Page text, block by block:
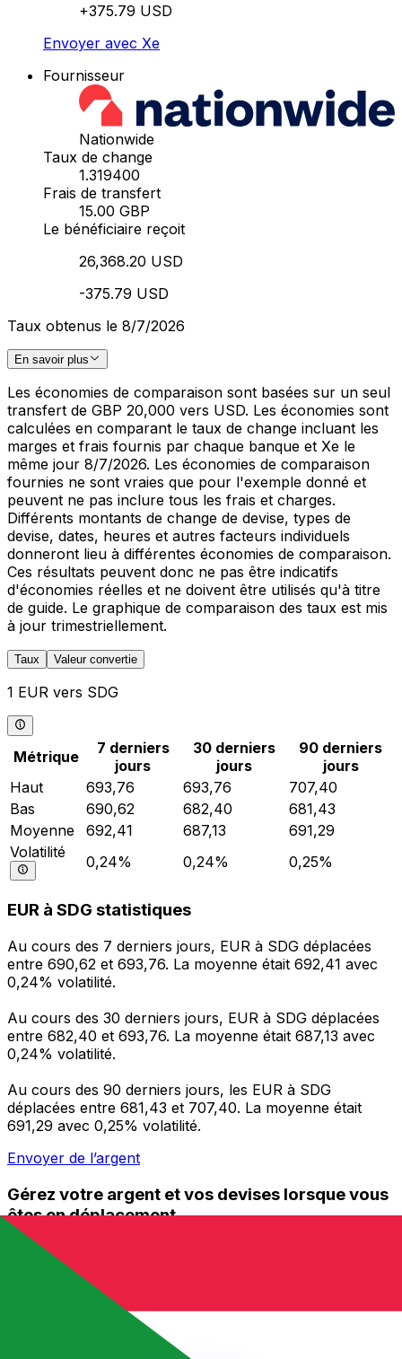
+375.79 USD
Envoyer avec Xe
Fournisseur
Nationwide
Taux de change
1.319400
Frais de transfert
15.00 GBP
Le bénéficiaire reçoit
26,368.20 USD
-375.79 USD
Taux obtenus le 8/7/2026
En savoir plus
Les économies de comparaison sont basées sur un seul
transfert de GBP 20,000 vers USD. Les économies sont
calculées en comparant le taux de change incluant les
marges et frais fournis par chaque banque et Xe le
même jour 8/7/2026. Les économies de comparaison
fournies ne sont vraies que pour l'exemple donné et
peuvent ne pas inclure tous les frais et charges.
Différents montants de change de devise, types de
devise, dates, heures et autres facteurs individuels
donneront lieu à différentes économies de comparaison.
Ces résultats peuvent donc ne pas être indicatifs
d'économies réelles et ne doivent être utilisés qu'à titre
de guide. Le graphique de comparaison des taux est mis
à jour trimestriellement.
Taux Valeur convertie
1 EUR vers SDG
Métrique
7 derniers
jours
30 derniers
jours
90 derniers
jours
Haut
693,76 693,76
707,40
Bas
690,62 682,40
681,43
Moyenne
692,41 687,13
691,29
Volatilité
0,24% 0,24% 0,25%
EUR à SDG statistiques
Au cours des 7 derniers jours, EUR à SDG déplacées
entre 690,62 et 693,76. La moyenne était 692,41 avec
0,24% volatilité.
Au cours des 30 derniers jours, EUR à SDG déplacées
entre 682,40 et 693,76. La moyenne était 687,13 avec
0,24% volatilité.
Au cours des 90 derniers jours, les EUR à SDG
déplacées entre 681,43 et 707,40. La moyenne était
691,29 avec 0,25% volatilité.
Envoyer de l’argent
Gérez votre argent et vos devises lorsque vous
êtes en déplacement
L'application Xe réunit toutes les fonctionnalités
nécessaires pour vos transferts d'argent internationaux
et la gestion de vos devises. Convertissez des devises,
programmez des alertes de taux et transférez de
l'argent à l'étranger sans frais cachés. Téléchargez
l'application dès aujourd'hui !